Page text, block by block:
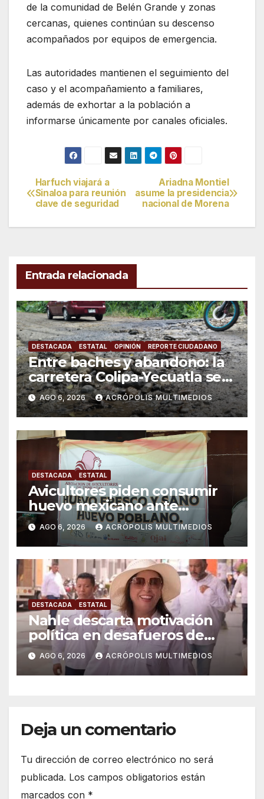
de la comunidad de Belén Grande y zonas
cercanas, quienes continúan su descenso
acompañados por equipos de emergencia.
Las autoridades mantienen el seguimiento del
caso y el acompañamiento a familiares,
además de exhortar a la población a
informarse únicamente por canales oficiales.
Navegación
de
Ariadna Montiel
asume la presidencia
nacional de Morena
Harfuch viajará a
Sinaloa para reunión
clave de seguridad
Entrada relacionada
DESTACADA ESTATAL OPINIÓN REPORTE CIUDADANO
Entre baches y abandono: la
carretera Colipa-Yecuatla se
convierte en un riesgo diario
AGO 6, 2026 ACRÓPOLIS MULTIMEDIOS
DESTACADA ESTATAL
Avicultores piden consumir
huevo mexicano ante
importaciones
AGO 6, 2026 ACRÓPOLIS MULTIMEDIOS
DESTACADA ESTATAL
Nahle descarta motivación
política en desafueros de
alcaldes
AGO 6, 2026 ACRÓPOLIS MULTIMEDIOS
Deja un comentario
Tu dirección de correo electrónico no será
publicada. Los campos obligatorios están
marcados con *